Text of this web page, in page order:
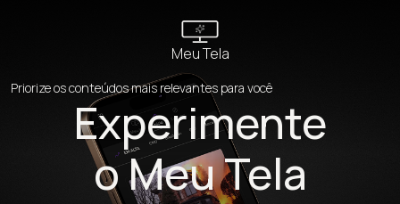
Meu Tela
Priorize os conteúdos mais relevantes para você
Experimente
o Meu Tela